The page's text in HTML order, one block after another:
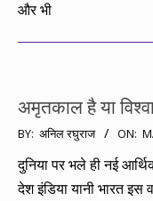
और भी
अमृतकाल है या
2023-
03-
05
BY: अनिल रघुराज ON:
दुनिया पर भले ही नई
देश इंडिया यानी भारत